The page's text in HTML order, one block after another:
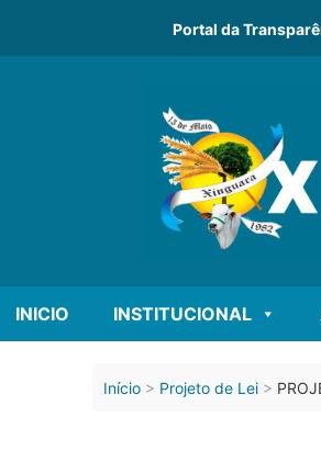
Portal da
INICIO INSTITUCIONAL
Início Projeto de Lei